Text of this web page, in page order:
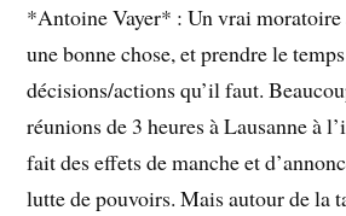
*Antoine Vayer* : Un vrai moratoire
une bonne chose, et prendre le
décisions/actions qu’il faut.
réunions de 3 heures à Lausanne à
fait des effets de manche et
lutte de pouvoirs. Mais autour de la